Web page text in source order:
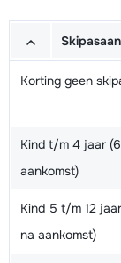
Korting geen
Kind t/m 4 jaar
aankomst)
Kind 5 t/m 12
na aankomst)